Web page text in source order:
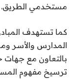
مستخدمي الطريق.
كما تستهدف
المدارس والأسر
بالتعاون مع جهات
ترسيخ مفهوم